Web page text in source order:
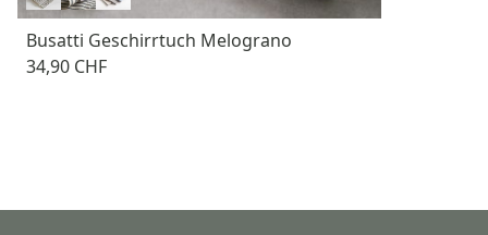
Busatti Geschirrtuch Melograno
34,90 CHF